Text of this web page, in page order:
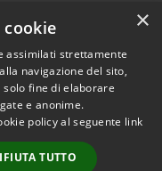
© 2026 • Comune di
Loano • Powered by
•
Accesso
×
assimilati strettamente
navigazione del sito,
solo fine di elaborare
e anonime.
policy al seguente link
TUTTO